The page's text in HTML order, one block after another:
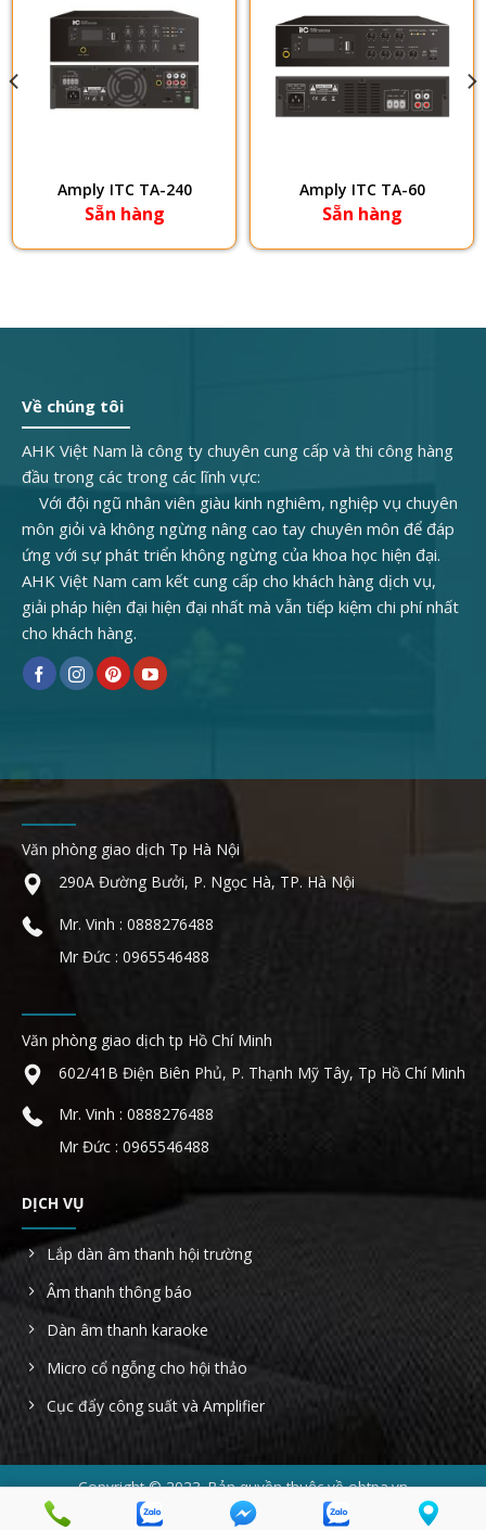
Amply ITC TA-240
Sẵn hàng
Amply ITC TA-60
Sẵn hàng
Về chúng tôi
AHK Việt Nam là công ty chuyên cung cấp và thi công hàng
đầu trong các trong các lĩnh vực:
Với đội ngũ nhân viên giàu kinh nghiêm, nghiệp vụ chuyên
môn giỏi và không ngừng nâng cao tay chuyên môn để đáp
ứng với sự phát triển không ngừng của khoa học hiện đại.
AHK Việt Nam cam kết cung cấp cho khách hàng dịch vụ,
giải pháp hiện đại hiện đại nhất mà vẫn tiếp kiệm chi phí nhất
cho khách hàng.
Văn phòng giao dịch Tp Hà Nội
290A Đường Bưởi, P. Ngọc Hà, TP. Hà Nội
Mr. Vinh : 0888276488
Mr Đức : 0965546488
Văn phòng giao dịch tp Hồ Chí Minh
602/41B Điện Biên Phủ, P. Thạnh Mỹ Tây, Tp Hồ Chí Minh
Mr. Vinh : 0888276488
Mr Đức : 0965546488
DỊCH VỤ
Lắp dàn âm thanh hội trường
Âm thanh thông báo
Dàn âm thanh karaoke
Micro cổ ngỗng cho hội thảo
Cục đẩy công suất và Amplifier
Copyright © 2023. Bản quyền thuộc về obtpa.vn
Công ty TNHH AHK Sài Gòn - MST: 0314022854 - Địa chỉ: 602/41B